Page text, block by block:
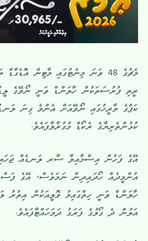
މެޗުގެ 48 ވަނަ މިނެޓުގައި މާޓިން
ރީތި ފުރުސަތަކުން ހާލަންޑް ވަނީ ނޯވޭގެ
ކަޕްގެ ތާރީޚުގައި ނޯވޭއަށް އެންމެ ގިނަ
ކުޅުންތެރިޔާގެ ރެކޯޑް މުގުރާލާފައެވެ.
އޭގެ ފަހުން އިސްމާއިލާ ސާރ ލަނޑެއް
އުންމީދެއް ހޯދައިދިން ނަމަވެސް، އޭގެ
ހާލަންޑް ވަނީ ހިތްގައިމު ވޮލީއަކުން އިތުރު
އަލުން ދެ ގޯލުގެ ފަރަގު ދަމަހައްޓާފައެވެ.